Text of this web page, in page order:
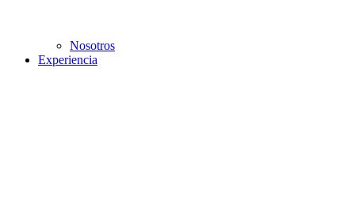
Nosotros
Experiencia